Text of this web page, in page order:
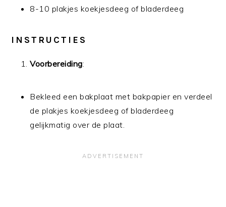
8-10 plakjes koekjesdeeg of bladerdeeg
INSTRUCTIES
Voorbereiding:
Bekleed een bakplaat met bakpapier en verdeel
de plakjes koekjesdeeg of bladerdeeg
gelijkmatig over de plaat.